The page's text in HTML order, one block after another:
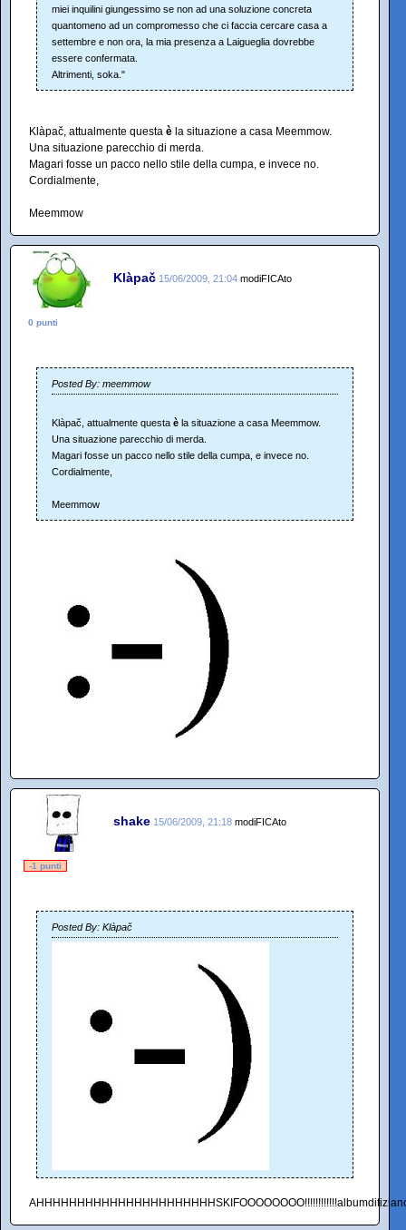
miei inquilini giungessimo se non ad una soluzione concreta
quantomeno ad un compromesso che ci faccia cercare casa a
settembre e non ora, la mia presenza a Laigueglia dovrebbe
essere confermata.
Altrimenti, soka."
Klàpač, attualmente questa è la situazione a casa Meemmow.
Una situazione parecchio di merda.
Magari fosse un pacco nello stile della cumpa, e invece no.
Cordialmente,
Meemmow
Klàpač 15/06/2009, 21:04 modiFICAto
0 punti
Posted By: meemmow
Klàpač, attualmente questa è la situazione a casa Meemmow.
Una situazione parecchio di merda.
Magari fosse un pacco nello stile della cumpa, e invece no.
Cordialmente,
Meemmow
shake 15/06/2009, 21:18 modiFICAto
-1 punti
Posted By: Klàpač